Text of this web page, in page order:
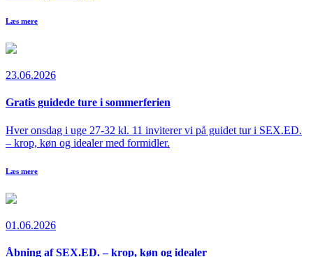
Læs mere
23.06.2026
Gratis guidede ture i sommerferien
Hver onsdag i uge 27-32 kl. 11 inviterer vi på guidet tur i SEX.ED.
– krop, køn og idealer med formidler.
Læs mere
01.06.2026
Åbning af SEX.ED. – krop, køn og idealer